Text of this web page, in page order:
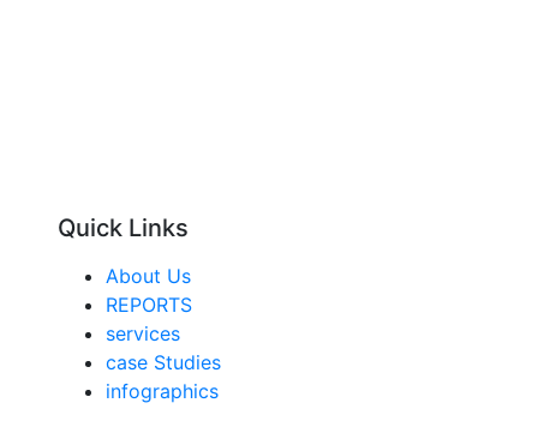
Quick Links
About Us
REPORTS
services
case Studies
infographics